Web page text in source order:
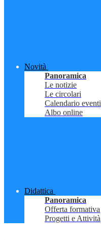
Novità
Panoramica
Le notizie
Le circolari
Calendario eventi
Albo online
Didattica
Panoramica
Offerta formativa
Progetti e Attività